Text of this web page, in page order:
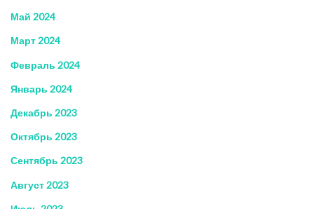
Май 2024
Март 2024
Февраль 2024
Январь 2024
Декабрь 2023
Октябрь 2023
Сентябрь 2023
Август 2023